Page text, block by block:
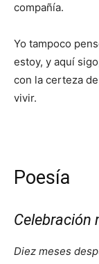
compañía.
Yo tampoco
estoy, y aquí
con la certeza
vivir.
Poesía
Celebración
Diez meses